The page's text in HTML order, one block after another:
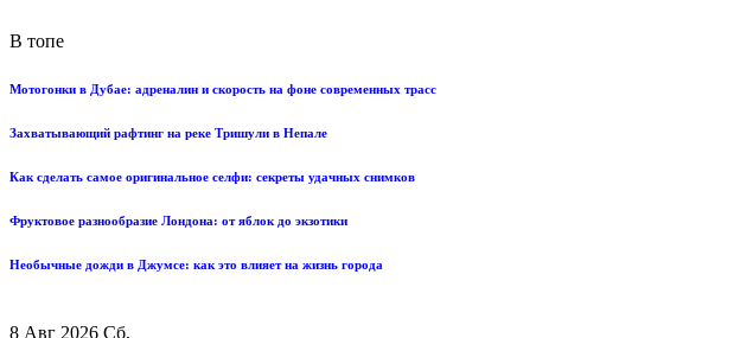
В топе
Мотогонки в Дубае: адреналин и скорость на фоне современных трасс
Захватывающий рафтинг на реке Тришули в Непале
Как сделать самое оригинальное селфи: секреты удачных снимков
Фруктовое разнообразие Лондона: от яблок до экзотики
Необычные дожди в Джумсе: как это влияет на жизнь города
8 Авг 2026 Сб,